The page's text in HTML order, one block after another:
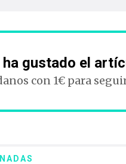
ha gustado el
con 1€ para